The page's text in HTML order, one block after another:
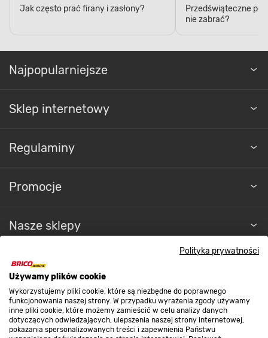
Polityka prywatności
Używamy plików cookie
Wykorzystujemy pliki cookie, które są niezbędne do poprawnego
funkcjonowania naszej strony. W przypadku wyrażenia zgody używamy
inne pliki cookie, które możemy zamieścić w celu analizy danych
dotyczących odwiedzających, ulepszenia naszej strony internetowej,
pokazania spersonalizowanych treści i zapewnienia Państwu
Jak często prać firany i zasłony?
Przedświąteczne
nie zabrać?
Najpopularniejsze
Sklep internetowy
Regulaminy
Promocje
Nasze sklepy
O nas
Kontakt do sklepu